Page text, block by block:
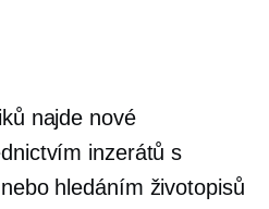
najde nové
inzerátů s
hledáním životopisů